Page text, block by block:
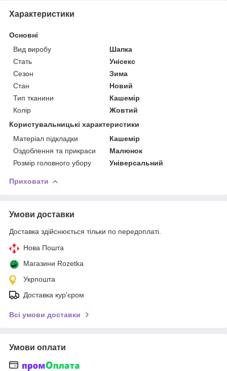
Характеристики
Основні
Вид виробу
Шапка
Стать
Унісекс
Сезон
Зима
Стан
Новий
Тип тканини
Кашемір
Колір
Жовтий
Користувальницькі характеристики
Матеріал підкладки
Кашемір
Оздоблення та прикраси
Малюнок
Розмір головного убору
Універсальний
Приховати
Умови доставки
Доставка здійснюється тільки по передоплаті.
Нова Пошта
Магазини Rozetka
Укрпошта
Доставка кур'єром
Всі умови доставки
Умови оплати